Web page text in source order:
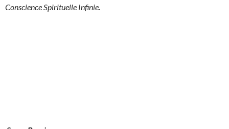
Conscience Spirituelle Infinie.